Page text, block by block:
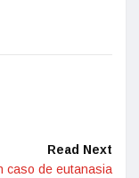
Read Next
caso de eutanasia